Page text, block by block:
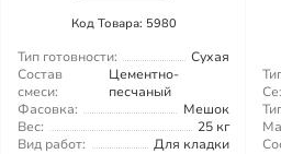
Код Товара: 5980
Тип готовности:
Сухая
Состав
смеси:
Цементно-
песчаный
Фасовка:
Мешок
Вес:
25 кг
Вид работ:
Для кладки